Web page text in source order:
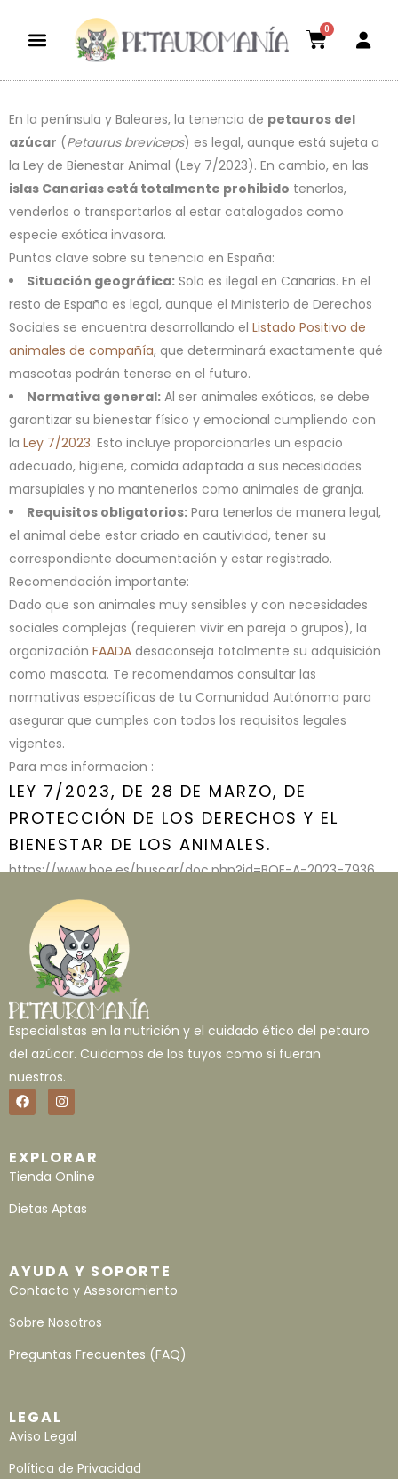
0
En la península y Baleares, la tenencia de petauros del
azúcar (Petaurus breviceps) es legal, aunque está sujeta a
la Ley de Bienestar Animal (Ley 7/2023). En cambio, en las
islas Canarias está totalmente prohibido tenerlos,
venderlos o transportarlos al estar catalogados como
especie exótica invasora.
Puntos clave sobre su tenencia en España:
Situación geográfica: Solo es ilegal en Canarias. En el
resto de España es legal, aunque el Ministerio de Derechos
Sociales se encuentra desarrollando el Listado Positivo de
animales de compañía, que determinará exactamente qué
mascotas podrán tenerse en el futuro.
Normativa general: Al ser animales exóticos, se debe
garantizar su bienestar físico y emocional cumpliendo con
la Ley 7/2023. Esto incluye proporcionarles un espacio
adecuado, higiene, comida adaptada a sus necesidades
marsupiales y no mantenerlos como animales de granja.
Requisitos obligatorios: Para tenerlos de manera legal,
el animal debe estar criado en cautividad, tener su
correspondiente documentación y estar registrado.
Recomendación importante:
Dado que son animales muy sensibles y con necesidades
sociales complejas (requieren vivir en pareja o grupos), la
organización FAADA desaconseja totalmente su adquisición
como mascota. Te recomendamos consultar las
normativas específicas de tu Comunidad Autónoma para
asegurar que cumples con todos los requisitos legales
vigentes.
Para mas informacion :
LEY 7/2023, DE 28 DE MARZO, DE
PROTECCIÓN DE LOS DERECHOS Y EL
BIENESTAR DE LOS ANIMALES.
https://www.boe.es/buscar/doc.php?id=BOE-A-2023-7936
Especialistas en la nutrición y el cuidado ético del petauro
del azúcar. Cuidamos de los tuyos como si fueran
nuestros.
EXPLORAR
Tienda Online
Dietas Aptas
AYUDA Y SOPORTE
Contacto y Asesoramiento
Sobre Nosotros
Preguntas Frecuentes (FAQ)
LEGAL
Aviso Legal
Política de Privacidad